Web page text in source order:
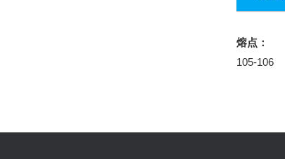
熔点：
105-106